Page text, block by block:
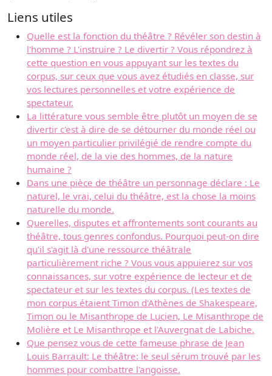
Liens utiles
Quelle est la fonction du théâtre ? Révéler son destin à
l'homme ? L'instruire ? Le divertir ? Vous répondrez à
cette question en vous appuyant sur les textes du
corpus, sur ceux que vous avez étudiés en classe, sur
vos lectures personnelles et votre expérience de
spectateur.
La littérature vous semble être plutôt un moyen de se
divertir c'est à dire de se détourner du monde réel ou
un moyen particulier privilégié de rendre compte du
monde réel, de la vie des hommes, de la nature
humaine ?
Dans une pièce de théâtre un personnage déclare : Le
naturel, le vrai, celui du théâtre, est la chose la moins
naturelle du monde.
Querelles, disputes et affrontements sont courants au
théâtre, tous genres confondus. Pourquoi peut-on dire
qu'il s'agit là d'une ressource théâtrale
particulièrement riche ? Vous vous appuierez sur vos
connaissances, sur votre expérience de lecteur et de
spectateur et sur les textes du corpus. (Les textes de
mon corpus étaient Timon d'Athènes de Shakespeare,
Timon ou le Misanthrope de Lucien, Le Misanthrope de
Molière et Le Misanthrope et l'Auvergnat de Labiche.
Que pensez vous de cette fameuse phrase de Jean
Louis Barrault: Le théâtre: le seul sérum trouvé par les
hommes pour combattre l'angoisse.